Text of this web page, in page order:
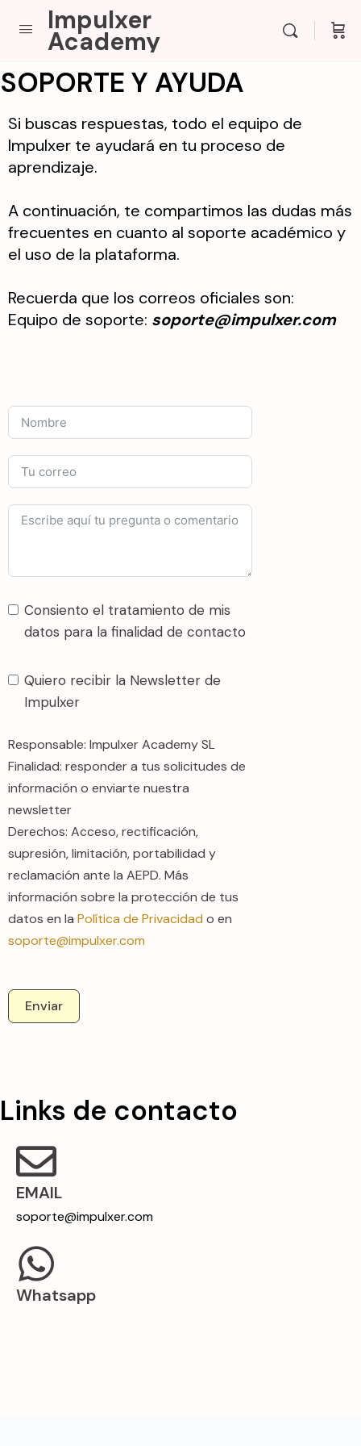
Impulxer
Academy
SOPORTE Y AYUDA
Si buscas respuestas, todo el equipo de
Impulxer te ayudará en tu proceso de
aprendizaje.
A continuación, te compartimos las dudas más
frecuentes en cuanto al soporte académico y
el uso de la plataforma.
Recuerda que los correos oficiales son:
Equipo de soporte: soporte@impulxer.com
Consiento el tratamiento de mis
datos para la finalidad de contacto
Quiero recibir la Newsletter de
Impulxer
Responsable: Impulxer Academy SL
Finalidad: responder a tus solicitudes de
información o enviarte nuestra
newsletter
Derechos: Acceso, rectificación,
supresión, limitación, portabilidad y
reclamación ante la AEPD. Más
información sobre la protección de tus
datos en la Política de Privacidad o en
soporte@impulxer.com
Enviar
Links de contacto
EMAIL
soporte@impulxer.com
Whatsapp